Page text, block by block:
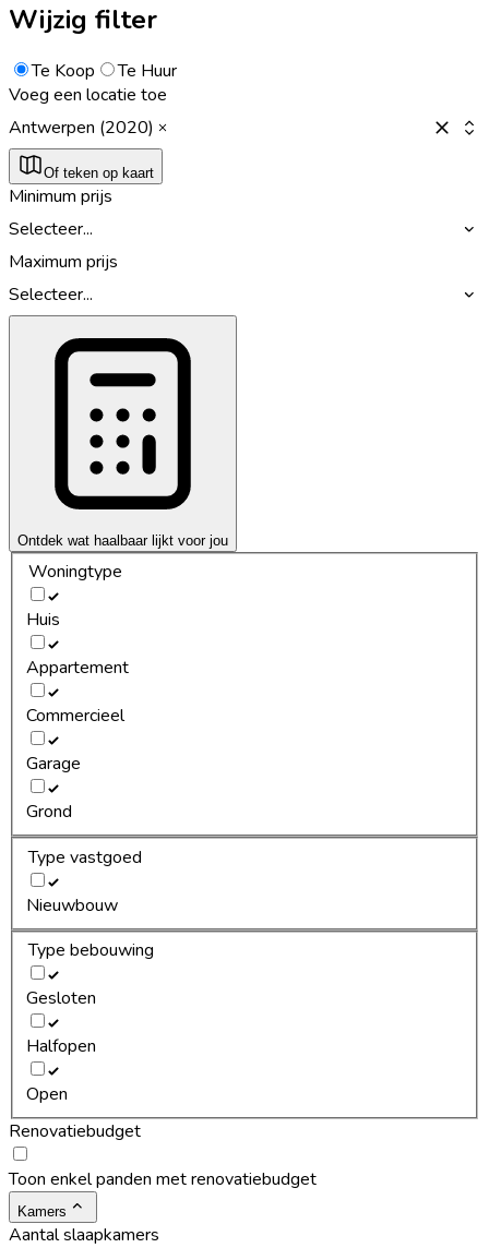
Wijzig filter
Te Koop
Te Huur
Voeg een locatie toe
Antwerpen (2020)
Of teken op kaart
Minimum prijs
Selecteer...
Maximum prijs
Selecteer...
Ontdek wat haalbaar lijkt voor jou
Woningtype
Huis
Appartement
Commercieel
Garage
Grond
Type vastgoed
Nieuwbouw
Type bebouwing
Gesloten
Halfopen
Open
Renovatiebudget
Toon enkel panden met renovatiebudget
Kamers
Aantal slaapkamers